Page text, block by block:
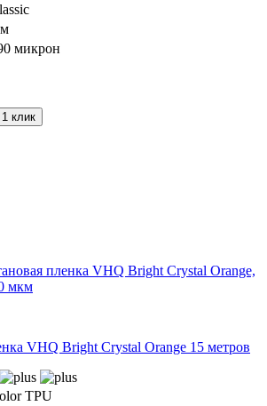
микрон
клик
VHQ Bright Crystal Orange 15 метров
TPU